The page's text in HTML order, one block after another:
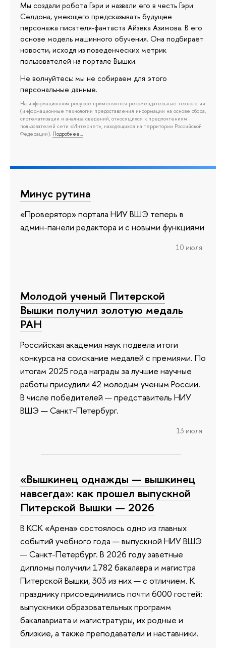
Мы создали робота Гэри и назвали его в честь Гэри
Селдона, умеющего предсказывать будущее
персонажа писателя-фантаста Айзека Азимова. В его
основе модель машинного обучения. Она подбирает
новости, исходя из поведенческих метрик
пользователей на портале Вышки.
Не волнуйтесь: мы не собираем для этого
персональные данные.
На информационном ресурсе применяются рекомендательные технологии
(информационные технологии предоставления информации на основе сбора,
систематизации и анализа сведений, относящихся к предпочтениям
пользователей сети «Интернет», находящихся на территории Российской
Федерации). Подробнее…
Минус рутина
«Проверятор» портала НИУ ВШЭ теперь в
админ-панели редактора и с новыми функциями
10 июля
Молодой ученый Питерской
Вышки получил золотую медаль
РАН
Российская академия наук подвела итоги
конкурса на соискание медалей с премиями. По
итогам 2025 года награды за лучшие научные
работы присудили 42 молодым ученым России.
В числе победителей — представитель НИУ
ВШЭ — Санкт-Петербург.
13 июля
«Вышкинец однажды — вышкинец
навсегда»: как прошел выпускной
Питерской Вышки — 2026
В КСК «Арена» состоялось одно из главных
событий учебного года — выпускной НИУ ВШЭ
— Санкт-Петербург. В 2026 году заветные
дипломы получили 1782 бакалавра и магистра
Питерской Вышки, 303 из них — с отличием. К
празднику присоединились почти 6000 гостей:
выпускники образовательных программ
бакалавриата и магистратуры, их родные и
близкие, а также преподаватели и наставники.